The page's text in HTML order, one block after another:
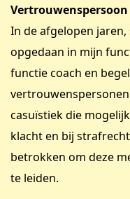
In de afgelopen jaren,
opgedaan in mijn
functie coach en
casuïstiek die
klacht en bij
betrokken om deze
te leiden.